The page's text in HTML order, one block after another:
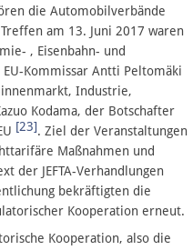
die Automobilverbände
am 13. Juni 2017 waren
, Eisenbahn- und
Kommissar Antti Peltomäki
Industrie,
Kodama, der Botschafter
[23]. Ziel der Veranstaltungen
Maßnahmen und
der JEFTA-Verhandlungen
bekräftigten die
Kooperation erneut.
Kooperation, also die